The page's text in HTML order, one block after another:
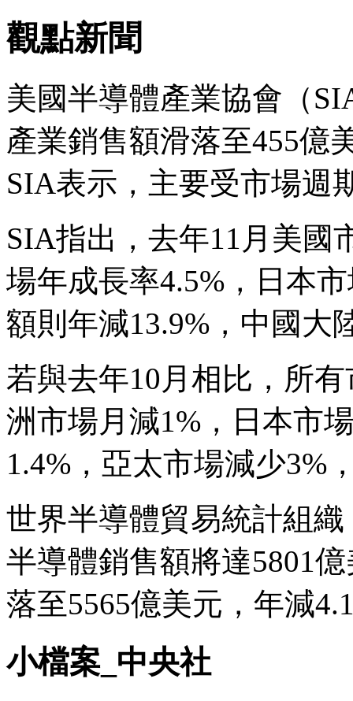
觀點新聞
美國半導體產業協會（
產業銷售額滑落至455億
SIA表示，主要受市場週
SIA指出，去年11月美國
場年成長率4.5%，日本
額則年減13.9%，中國大
若與去年10月相比，所
洲市場月減1%，日本市
1.4%，亞太市場減少3%
世界半導體貿易統計組
半導體銷售額將達5801
落至5565億美元，年減
小檔案_中央社